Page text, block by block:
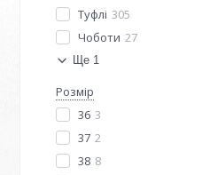
Туфлі 305
Чоботи 27
Ще 1
Розмір
36 3
37 2
38 8